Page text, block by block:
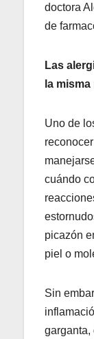
doctora
de
Las
la
Uno de
cuándo
picazón
piel o
Sin
garganta,